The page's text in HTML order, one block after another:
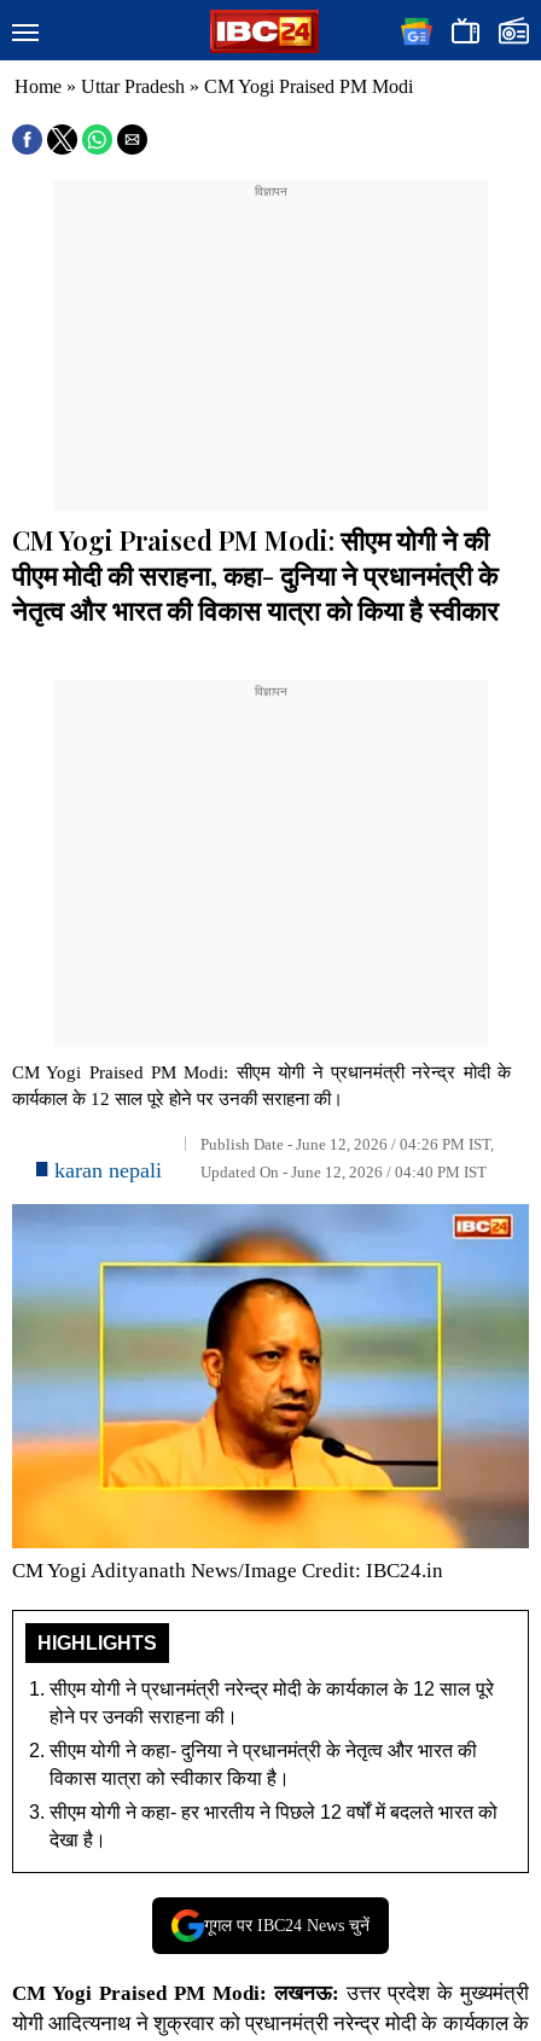
Home » Uttar Pradesh » CM Yogi Praised PM Modi
CM Yogi Praised PM Modi: सीएम योगी ने की
पीएम मोदी की सराहना, कहा- दुनिया ने प्रधानमंत्री के
नेतृत्व और भारत की विकास यात्रा को किया है स्वीकार
CM Yogi Praised PM Modi: सीएम योगी ने प्रधानमंत्री नरेन्द्र मोदी के
कार्यकाल के 12 साल पूरे होने पर उनकी सराहना की।
karan nepali
Publish Date - June 12, 2026 / 04:26 PM IST,
Updated On - June 12, 2026 / 04:40 PM IST
CM Yogi Adityanath News/Image Credit: IBC24.in
HIGHLIGHTS
सीएम योगी ने प्रधानमंत्री नरेन्द्र मोदी के कार्यकाल के 12 साल पूरे
होने पर उनकी सराहना की।
सीएम योगी ने कहा- दुनिया ने प्रधानमंत्री के नेतृत्व और भारत की
विकास यात्रा को स्वीकार किया है।
सीएम योगी ने कहा- हर भारतीय ने पिछले 12 वर्षों में बदलते भारत को
देखा है।
गूगल पर IBC24 News चुनें
CM Yogi Praised PM Modi: लखनऊ: उत्तर प्रदेशकेमुख्यमंत्री
योगी आदित्यनाथने शुक्रवार को प्रधानमंत्री नरेन्द्र मोदी के कार्यकाल के